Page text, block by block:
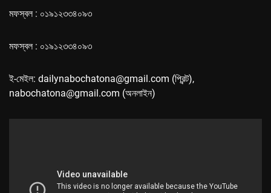
মফস্বল : ০১৯১২৩৩৪০৯৩
মফস্বল : ০১৯১২৩৩৪০৯৩
ই-মেইল: dailynabochatona@gmail.com (প্রিন্ট),
nabochatona@gmail.com (অনলাইন)